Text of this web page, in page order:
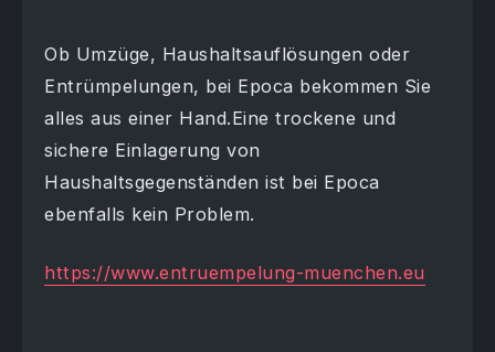
Ob Umzüge, Haushaltsauflösungen oder
Entrümpelungen, bei Epoca bekommen Sie
alles aus einer Hand.Eine trockene und
sichere Einlagerung von
Haushaltsgegenständen ist bei Epoca
ebenfalls kein Problem.
https://www.entruempelung-muenchen.eu